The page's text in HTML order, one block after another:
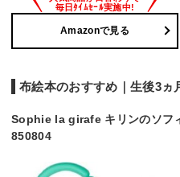
Amazonで見る
布絵本のおすすめ｜生後3ヵ
Sophie la girafe キリンのソフ
850804